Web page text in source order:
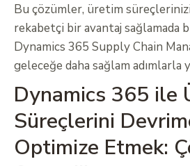
Bu çözümler, üretim
rekabetçi bir avantaj sağlamada
Dynamics 365 Supply Chain
geleceğe daha sağlam
Dynamics 365 ile
Süreçlerini
Optimize Etmek: